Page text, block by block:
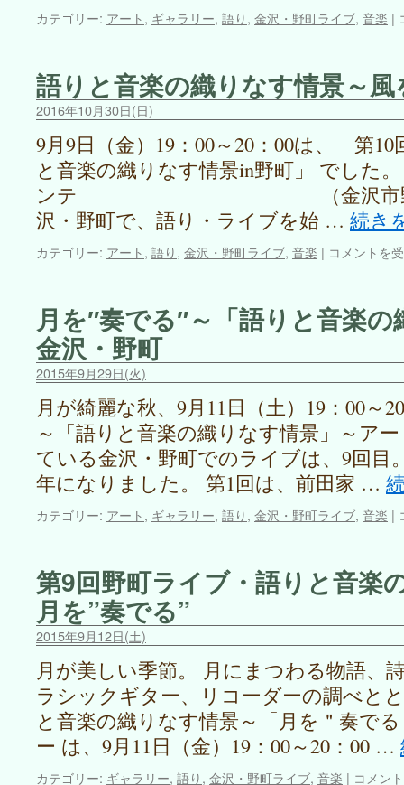
カテゴリー: アート, ギャラリー, 語り, 金沢・野町ライブ, 音楽 |
語りと音楽の織りなす情景～風
2016年10月30日(日)
9月9日（金）19：00～20：00は、 第
と音楽の織りなす情景in野町」 でした
ンテ （金沢市野町1丁
沢・野町で、語り・ライブを始 … 続き
カテゴリー: アート, 語り, 金沢・野町ライブ, 音楽 | 語
音
楽
織
す
～
風
聴
コメントを
月を″奏でる″～「語りと音楽
金沢・野町
2015年9月29日(火)
月が綺麗な秋、9月11日（土）19：00～
～「語りと音楽の織りなす情景」～ア
ている金沢・野町でのライブは、9回
年になりました。 第1回は、前田家 …
カテゴリー: アート, ギャラリー, 語り, 金沢・野町ライブ, 音楽 |
第9回野町ライブ・語りと音楽
月を”奏でる”
2015年9月12日(土)
月が美しい季節。 月にまつわる物語、
ラシックギター、リコーダーの調べと
と音楽の織りなす情景～「月を＂奏で
ー は、9月11日（金）19：00～20：00 …
カテゴリー: ギャラリー, 語り, 金沢・野町ライブ, 音楽 | 第
コメン